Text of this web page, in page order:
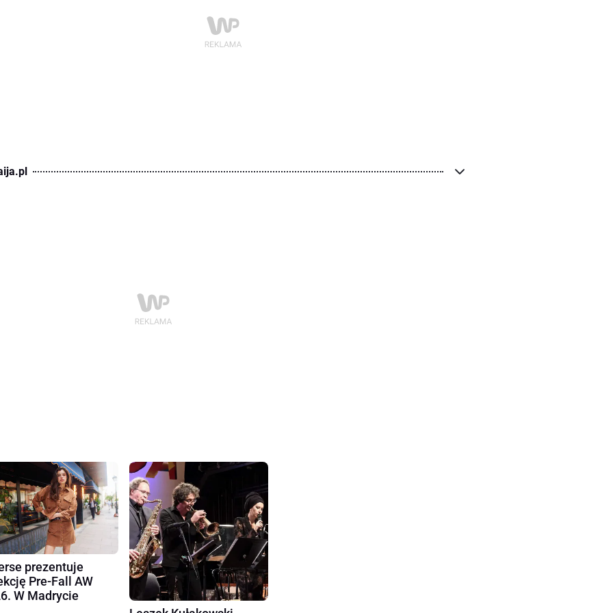
prezentuje
Pre-Fall AW
W Madrycie